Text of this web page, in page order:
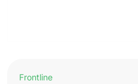
Frontline